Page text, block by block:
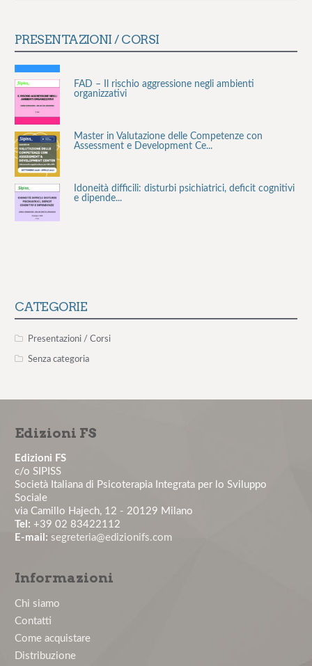
PRESENTAZIONI / CORSI
FAD – Il rischio aggressione negli ambienti
organizzativi
Master in Valutazione delle Competenze con
Assessment e Development Ce...
Idoneità difficili: disturbi psichiatrici, deficit cognitivi
e dipende...
Consulenza Smoke Free per le aziende
12° edizione
pratiche per costruire un'a...
Nuovo numero del Journal of Health and Social
CATEGORIE
Presentazioni / Corsi
Senza categoria
Edizioni FS
Edizioni FS
c/o SIPISS
Società Italiana di Psicoterapia Integrata per lo Sviluppo
Sociale
via Camillo Hajech, 12 - 20129 Milano
Tel: +39 02 83422112
E-mail: segreteria@edizionifs.com
Informazioni
Chi siamo
Contatti
Come acquistare
Distribuzione